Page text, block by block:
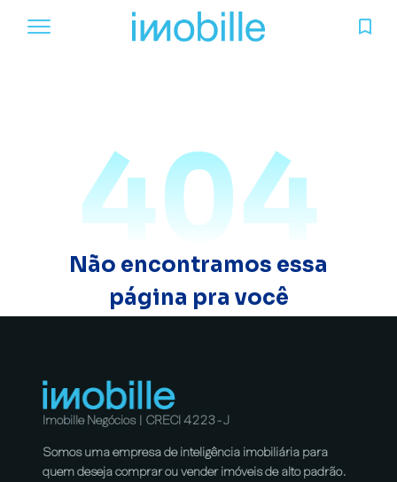
404
Não encontramos essa
página pra você
Imobille Negócios | CRECI 4223-J
Somos uma empresa de inteligência imobiliária para
quem deseja comprar ou vender imóveis de alto padrão.